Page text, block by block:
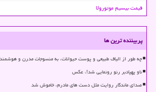
قیمت بیسیم موتورولا
پربیننده ترین ها
چه طور از الیاف طبیعی و پوست حیوانات، به منسوجات مدرن و
ناو پهپادبر رنو رونمایی شد!، عکس
صدای ماندگار روایت مثل دست های مادرم، خاموش شد